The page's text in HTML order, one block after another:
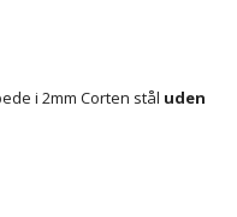
i 2mm Corten stål uden